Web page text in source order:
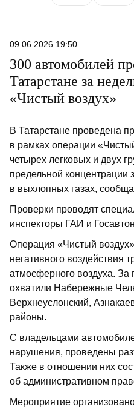
09.06.2026 19:50
300 автомобилей
Татарстане за
«Чистый воздух»
В Татарстане проведена
в рамках операции
четырех легковых и двух
предельной концентрации
в выхлопных газах,
Проверки проводят
инспекторы ГАИ и
Операция «Чистый
негативного воздействия
атмосферного воздуха.
охватили Набережные
Верхнеуслонский,
районы.
С владельцами
нарушения, проведены
Также в отношении них
об административном
Мероприятие